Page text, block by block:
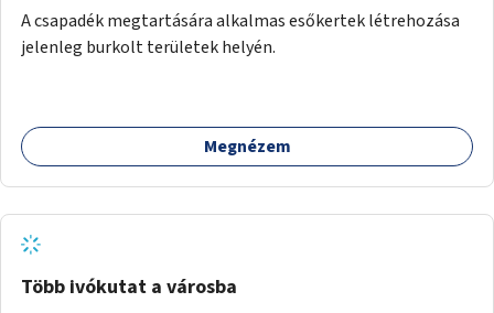
A csapadék megtartására alkalmas esőkertek létrehozása
jelenleg burkolt területek helyén.
Megnézem
Több ivókutat a városba